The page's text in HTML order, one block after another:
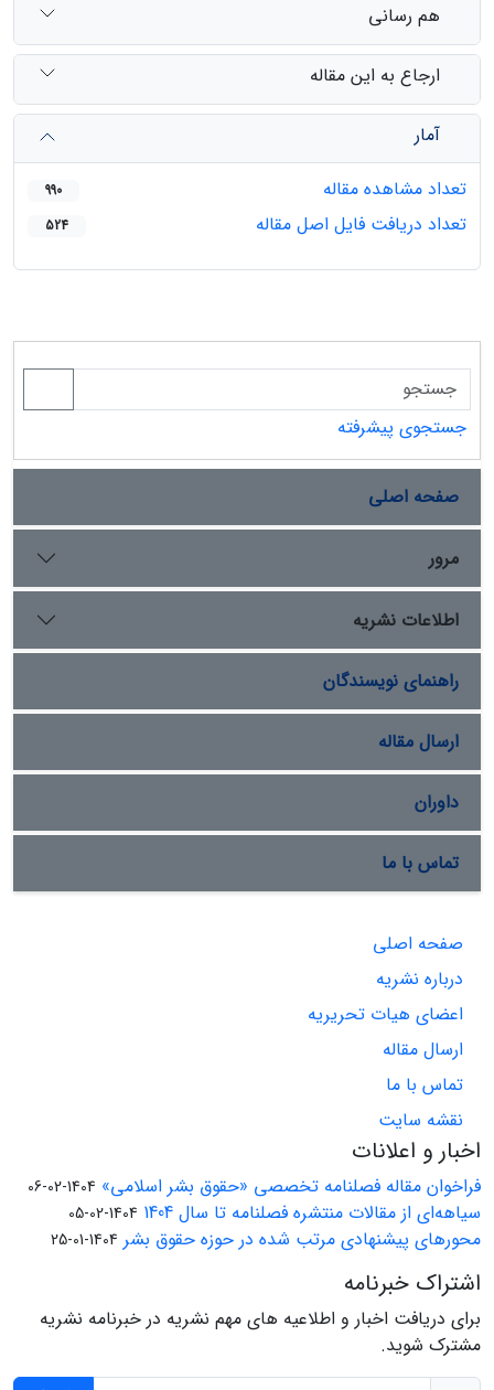
هم رسانی
ارجاع به این مقاله
آمار
تعداد مشاهده مقاله
990
تعداد دریافت فایل اصل مقاله 524
جستجوی پیشرفته
صفحه اصلی
مرور
اطلاعات نشریه
راهنمای نویسندگان
ارسال مقاله
داوران
تماس با ما
صفحه اصلی
درباره نشریه
اعضای هیات تحریریه
ارسال مقاله
تماس با ما
نقشه سایت
اخبار و اعلانات
فراخوان مقاله فصلنامه تخصصی «حقوق بشر اسلامی» 1404-02-06
سیاهه‌ای از مقالات منتشره فصلنامه تا سال 1404 1404-02-05
محورهای پیشنهادی مرتب شده در حوزه حقوق بشر 1404-01-25
اشتراک خبرنامه
برای دریافت اخبار و اطلاعیه های مهم نشریه در خبرنامه نشریه
مشترک شوید.